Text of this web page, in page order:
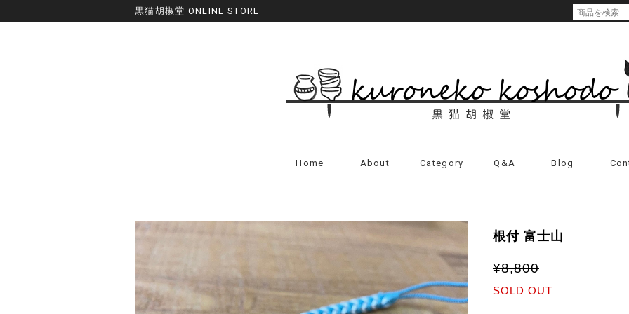
黒猫胡椒堂 ONLINE STORE
Home About Category Q&A Blog
根付 富士山
¥8,800
SOLD OUT